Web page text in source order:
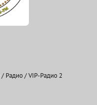
/ Радио/VIP-Радио 2